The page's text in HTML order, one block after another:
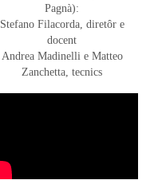
Pagnà):
Stefano Filacorda, diretôr e
docent
Andrea Madinelli e Matteo
Zanchetta, tecnics